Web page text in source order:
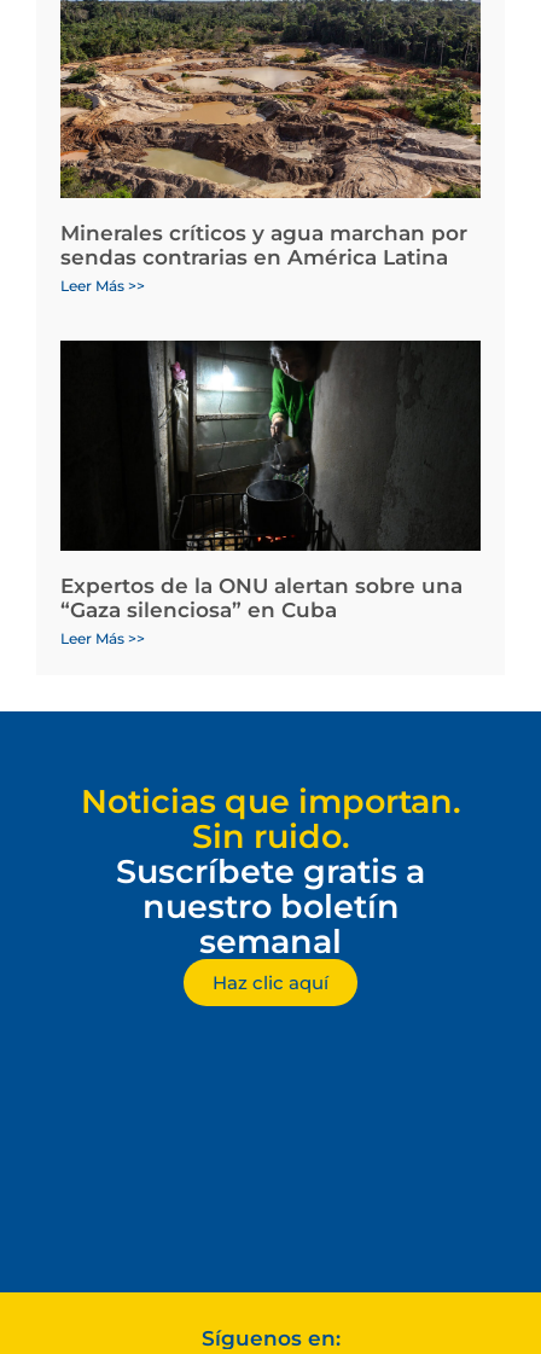
Minerales críticos y agua marchan por
sendas contrarias en América Latina
Leer Más >>
Expertos de la ONU alertan sobre una
“Gaza silenciosa” en Cuba
Leer Más >>
Noticias que importan.
Sin ruido.
Suscríbete gratis a
nuestro boletín
semanal
Haz clic aquí
Síguenos en: